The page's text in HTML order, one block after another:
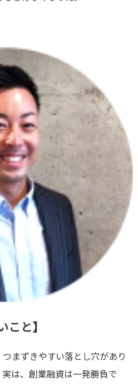
こと】
まずきやすい落とし穴があり
は、創業融資は一発勝負で